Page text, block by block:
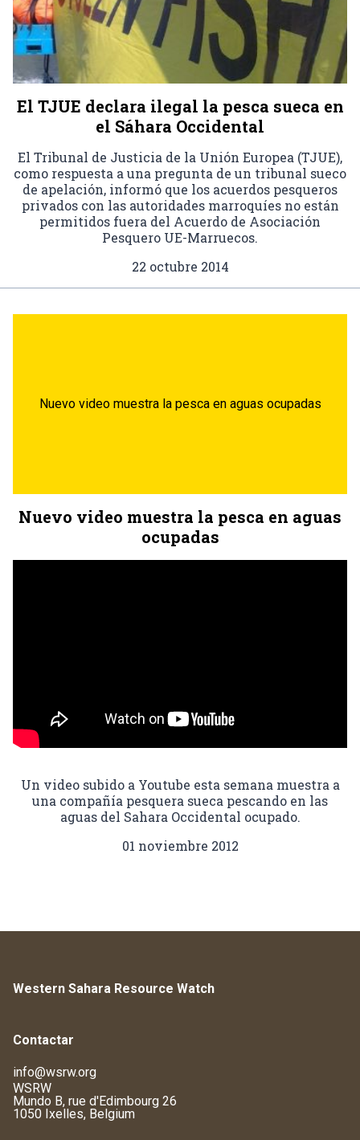
El TJUE declara ilegal la pesca sueca en
el Sáhara Occidental
El Tribunal de Justicia de la Unión Europea (TJUE),
como respuesta a una pregunta de un tribunal sueco
de apelación, informó que los acuerdos pesqueros
privados con las autoridades marroquíes no están
permitidos fuera del Acuerdo de Asociación
Pesquero UE-Marruecos.
22 octubre 2014
Nuevo video muestra la pesca en aguas ocupadas
Nuevo video muestra la pesca en aguas
ocupadas
Un video subido a Youtube esta semana muestra a
una compañía pesquera sueca pescando en las
aguas del Sahara Occidental ocupado.
01 noviembre 2012
Western Sahara Resource Watch
Contactar
info@wsrw.org
WSRW
Mundo B, rue d'Edimbourg 26
1050 Ixelles, Belgium